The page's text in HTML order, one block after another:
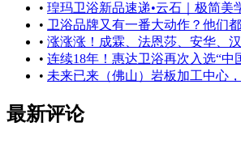
• 瑝玛卫浴新品速递•云石｜极简美
• 卫浴品牌又有一番大动作？他们
• 涨涨涨！成霖、法恩莎、安华、
• 连续18年！惠达卫浴再次入选“中
• 未来已来（佛山）岩板加工中心
最新评论